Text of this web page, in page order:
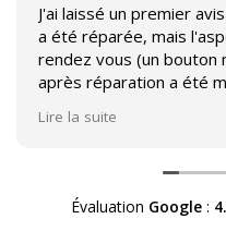
J'ai laissé un premier
a été réparée, mais
rendez vous (un bouton
après réparation a été
Héritage afin
m'a fourni des
visuel.
Lire la suite
Évaluation Google: